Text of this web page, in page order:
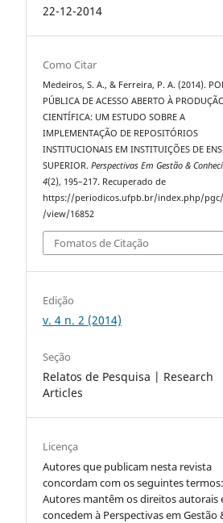
22-12-2014
Como Citar
Medeiros, S. A., & Ferreira, P. A. (2014).
PÚBLICA DE ACESSO ABERTO À
CIENTÍFICA: UM ESTUDO SOBRE A
IMPLEMENTAÇÃO DE REPOSITÓRIOS
INSTITUCIONAIS EM INSTITUIÇÕES DE
SUPERIOR.Perspectivas Em Gestão &
4(2), 195–217. Recuperado de
https://periodicos.ufpb.br/index.php/
/view/16852
Fomatos de Citação
Edição
v. 4 n. 2 (2014)
Seção
Relatos de Pesquisa | Research
Articles
Licença
Autores que publicam nesta revista
concordam com os seguintes
Autores mantêm os direitos autorais
concedem à Perspectivas em Gestão